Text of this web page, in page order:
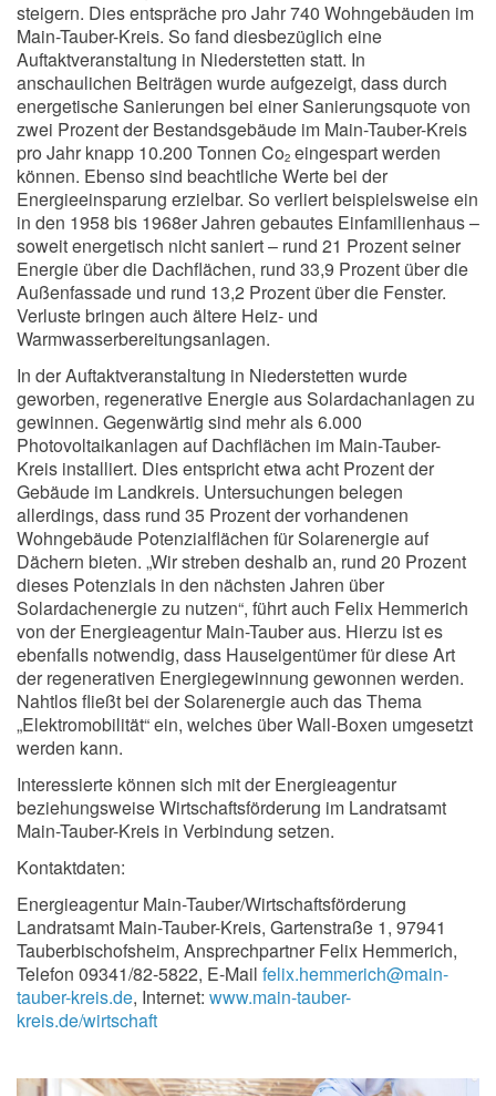
steigern. Dies entspräche pro Jahr 740 Wohngebäuden im
Main-Tauber-Kreis. So fand diesbezüglich eine
Auftaktveranstaltung in Niederstetten statt. In
anschaulichen Beiträgen wurde aufgezeigt, dass durch
energetische Sanierungen bei einer Sanierungsquote von
zwei Prozent der Bestandsgebäude im Main-Tauber-Kreis
pro Jahr knapp 10.200 Tonnen Co2 eingespart werden
können. Ebenso sind beachtliche Werte bei der
Energieeinsparung erzielbar. So verliert beispielsweise ein
in den 1958 bis 1968er Jahren gebautes Einfamilienhaus –
soweit energetisch nicht saniert – rund 21 Prozent seiner
Energie über die Dachflächen, rund 33,9 Prozent über die
Außenfassade und rund 13,2 Prozent über die Fenster.
Verluste bringen auch ältere Heiz- und
Warmwasserbereitungsanlagen.
In der Auftaktveranstaltung in Niederstetten wurde
geworben, regenerative Energie aus Solardachanlagen zu
gewinnen. Gegenwärtig sind mehr als 6.000
Photovoltaikanlagen auf Dachflächen im Main-Tauber-
Kreis installiert. Dies entspricht etwa acht Prozent der
Gebäude im Landkreis. Untersuchungen belegen
allerdings, dass rund 35 Prozent der vorhandenen
Wohngebäude Potenzialflächen für Solarenergie auf
Dächern bieten. „Wir streben deshalb an, rund 20 Prozent
dieses Potenzials in den nächsten Jahren über
Solardachenergie zu nutzen“, führt auch Felix Hemmerich
von der Energieagentur Main-Tauber aus. Hierzu ist es
ebenfalls notwendig, dass Hauseigentümer für diese Art
der regenerativen Energiegewinnung gewonnen werden.
Nahtlos fließt bei der Solarenergie auch das Thema
„Elektromobilität“ ein, welches über Wall-Boxen umgesetzt
werden kann.
Interessierte können sich mit der Energieagentur
beziehungsweise Wirtschaftsförderung im Landratsamt
Main-Tauber-Kreis in Verbindung setzen.
Kontaktdaten:
Energieagentur Main-Tauber/Wirtschaftsförderung
Landratsamt Main-Tauber-Kreis, Gartenstraße 1, 97941
Tauberbischofsheim, Ansprechpartner Felix Hemmerich,
Telefon 09341/82-5822, E-Mail felix.hemmerich@main-
tauber-kreis.de, Internet: www.main-tauber-
kreis.de/wirtschaft